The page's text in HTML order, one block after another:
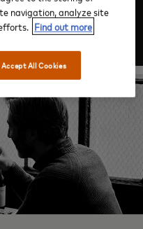
navigation, analyze site
Find out more
Accept All Cookies